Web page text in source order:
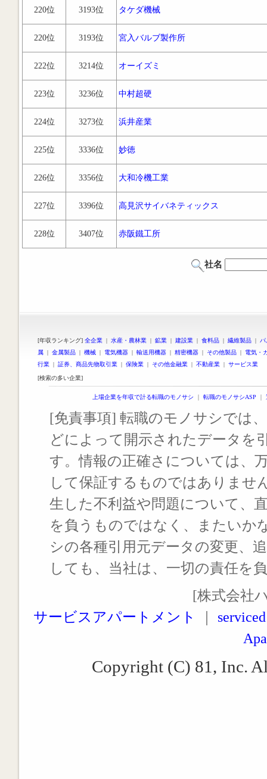
220位 3193位 タケダ機械
220位 3193位 宮入バルブ製作所
222位 3214位 オーイズミ
223位 3236位 中村超硬
224位 3273位 浜井産業
225位 3336位 妙徳
226位 3356位 大和冷機工業
227位 3396位 高見沢サイバネティックス
228位 3407位 赤阪鐵工所
社名
[年収ランキング] 全企業 | 水産・農林業 | 鉱業 | 建設業 | 食料品 | 繊維製品 |
属 | 金属製品 | 機械 | 電気機器 | 輸送用機器 | 精密機器 | その他製品 | 電気・
行業 | 証券、商品先物取引業 | 保険業 | その他金融業 | 不動産業 | サービス業
[検索の多い企業]
上場企業を年収で計る転職のモノサシ ｜ 転職のモノサシASP ｜
[免責事項] 転職のモノサシでは
どによって開示されたデータを
す。情報の正確さについては、
して保証するものではありませ
生した不利益や問題について、
を負うものではなく、またいか
シの各種引用元データの変更、
しても、当社は、一切の責任を
[株式会社
サービスアパートメント
Copyright (C) 81, Inc.